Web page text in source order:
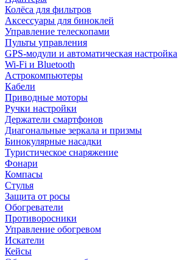
Колёса для фильтров
Аксессуары для биноклей
Управление телескопами
Пульты управления
GPS-модули и автоматическая настройка
Wi-Fi и Bluetooth
Астрокомпьютеры
Кабели
Приводные моторы
Ручки настройки
Держатели смартфонов
Диагональные зеркала и призмы
Бинокулярные насадки
Туристическое снаряжение
Фонари
Компасы
Стулья
Защита от росы
Обогреватели
Противоросники
Управление обогревом
Искатели
Кейсы